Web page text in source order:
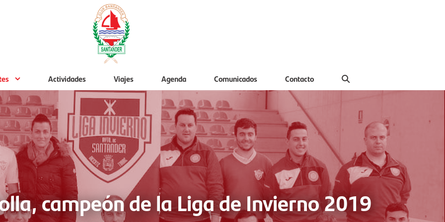
Actividades Viajes Agenda Comunicados Contacto
campeón de la Liga de Invierno 2019